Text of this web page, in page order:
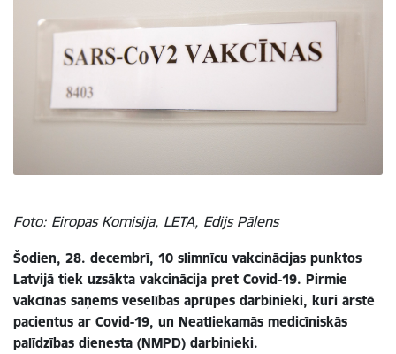
Foto: Eiropas Komisija, LETA, Edijs Pālens
Šodien, 28. decembrī, 10 slimnīcu vakcinācijas punktos
Latvijā tiek uzsākta vakcinācija pret Covid-19. Pirmie
vakcīnas saņems veselības aprūpes darbinieki, kuri ārstē
pacientus ar Covid-19, un Neatliekamās medicīniskās
palīdzības dienesta (NMPD) darbinieki.